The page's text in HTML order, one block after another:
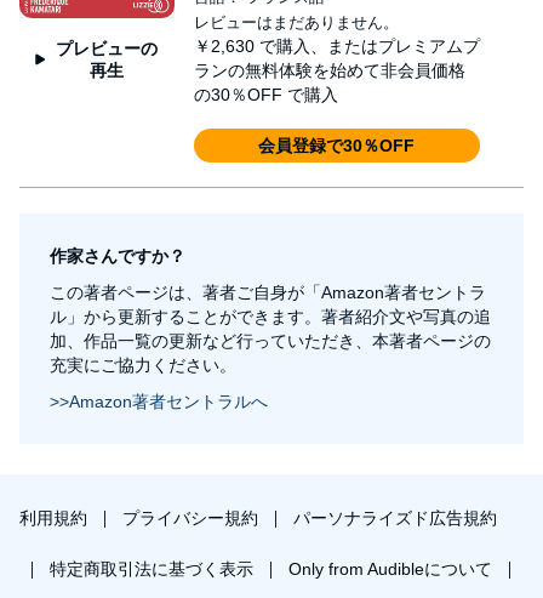
プレビューの
再生
レビューはまだありません。
￥2,630 で購入、またはプレミアムプ
ランの無料体験を始めて非会員価格
の30％OFF で購入
会員登録で30％OFF
作家さんですか？
この著者ページは、著者ご自身が「Amazon著者セントラ
ル」から更新することができます。著者紹介文や写真の追
加、作品一覧の更新など行っていただき、本著者ページの
充実にご協力ください。
>>Amazon著者セントラルへ
利用規約 プライバシー規約 パーソナライズド広告規約
特定商取引法に基づく表示 Only from Audibleについて